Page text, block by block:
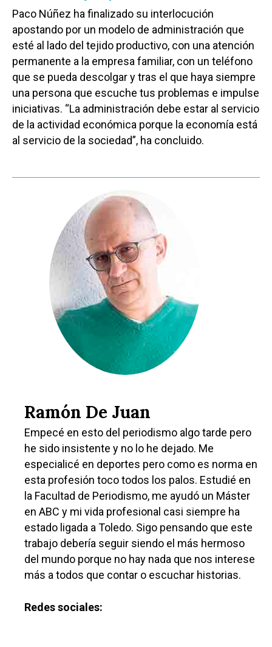
Paco Núñez ha finalizado su interlocución
apostando por un modelo de administración que
esté al lado del tejido productivo, con una atención
permanente a la empresa familiar, con un teléfono
que se pueda descolgar y tras el que haya siempre
una persona que escuche tus problemas e impulse
iniciativas. “La administración debe estar al servicio
de la actividad económica porque la economía está
al servicio de la sociedad”, ha concluido.
Ramón De Juan
Empecé en esto del periodismo algo tarde pero
he sido insistente y no lo he dejado. Me
especialicé en deportes pero como es norma en
esta profesión toco todos los palos. Estudié en
la Facultad de Periodismo, me ayudó un Máster
en ABC y mi vida profesional casi siempre ha
estado ligada a Toledo. Sigo pensando que este
trabajo debería seguir siendo el más hermoso
del mundo porque no hay nada que nos interese
más a todos que contar o escuchar historias.
Redes sociales:
Albacete
Cuenca
Guadalajara
Talavera
Educación
Cultura
Deportes
Sucesos
Medio Ambiente
Planeta Rural